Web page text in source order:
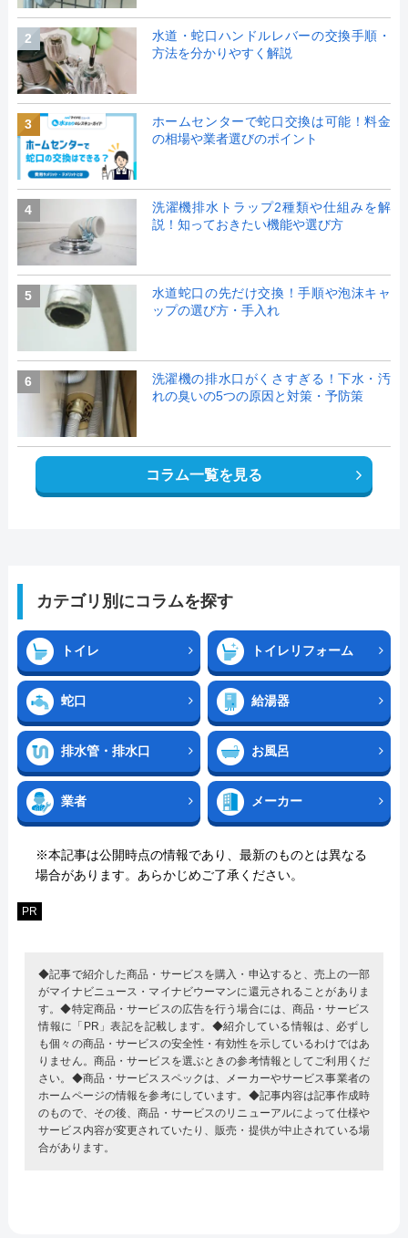
2
水道・蛇口ハンドルレバーの交換手順・
方法を分かりやすく解説
3
ホームセンターで蛇口交換は可能！料金
の相場や業者選びのポイント
4
洗濯機排水トラップ2種類や仕組みを解
説！知っておきたい機能や選び方
5
水道蛇口の先だけ交換！手順や泡沫キャ
ップの選び方・手入れ
6
洗濯機の排水口がくさすぎる！下水・汚
れの臭いの5つの原因と対策・予防策
コラム一覧を見る
カテゴリ別にコラムを探す
トイレ トイレリフォーム
蛇口 給湯器
排水管・排水口 お風呂
業者 メーカー
※本記事は公開時点の情報であり、最新のものとは異なる
場合があります。あらかじめご了承ください。
PR
◆記事で紹介した商品・サービスを購入・申込すると、売上の一部
がマイナビニュース・マイナビウーマンに還元されることがありま
す。◆特定商品・サービスの広告を行う場合には、商品・サービス
情報に「PR」表記を記載します。◆紹介している情報は、必ずし
も個々の商品・サービスの安全性・有効性を示しているわけではあ
りません。商品・サービスを選ぶときの参考情報としてご利用くだ
さい。◆商品・サービススペックは、メーカーやサービス事業者の
ホームページの情報を参考にしています。◆記事内容は記事作成時
のもので、その後、商品・サービスのリニューアルによって仕様や
サービス内容が変更されていたり、販売・提供が中止されている場
合があります。